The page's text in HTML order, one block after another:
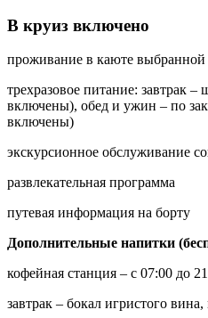
В круиз включено
проживание в каюте выбранной
трехразовое питание: завтрак
включены), обед и ужин – по
включены)
экскурсионное обслуживание
развлекательная программа
путевая информация на борту
Дополнительные напитки
кофейная станция – с 07:00 до
завтрак – бокал игристого